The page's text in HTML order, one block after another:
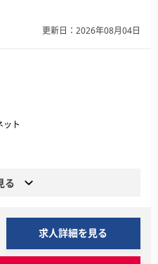
更新日：2026年08月04日
ット
る
求人詳細を見る